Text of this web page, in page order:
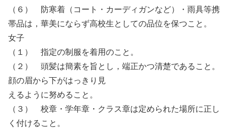
（６） 防寒着（コート・カーディガンなど）・雨具等携
帯品は，華美にならず高校生としての品位を保つこと。
女子
（１） 指定の制服を着用のこと。
（２） 頭髪は簡素を旨とし，端正かつ清楚であること。
顔の眉から下がはっきり見
えるように努めること。
（３） 校章・学年章・クラス章は定められた場所に正し
く付けること。